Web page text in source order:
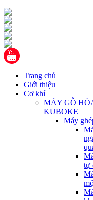
Trang chủ
Giới thiệu
Cơ khí
MÁY GỖ
KUBOKE
Máy
tự